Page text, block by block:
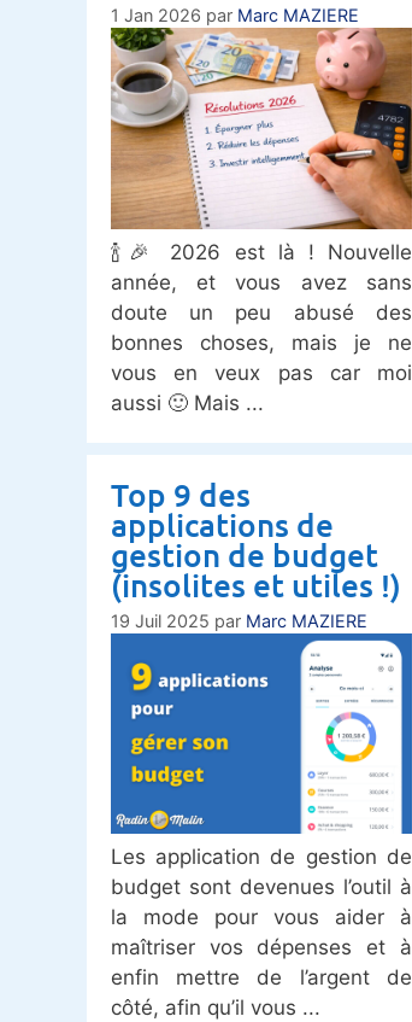
1 Jan 2026 par Marc MAZIERE
🍾🎉 2026 est là ! Nouvelle
année, et vous avez sans
doute un peu abusé des
bonnes choses, mais je ne
vous en veux pas car moi
aussi 🙂 Mais
Top 9 des
applications de
gestion de budget
(insolites et utiles !)
19 Juil 2025 par Marc MAZIERE
Les application de gestion de
budget sont devenues l’outil à
la mode pour vous aider à
maîtriser vos dépenses et à
enfin mettre de l’argent de
côté, afin qu’il vous